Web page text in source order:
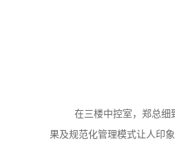
在三楼中控室，郑总细致
果及规范化管理模式让人印